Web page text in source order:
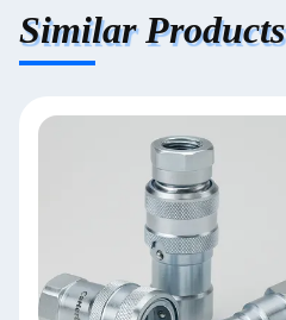
Similar Products